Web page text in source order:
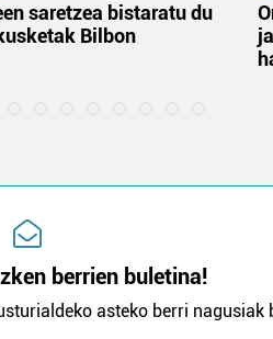
saretzea bistaratu du
Bilbon
berrien buletina!
asteko berri nagusiak